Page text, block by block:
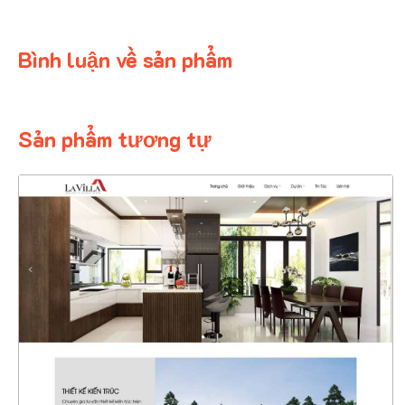
Bình luận về sản phẩm
Sản phẩm tương tự
4323